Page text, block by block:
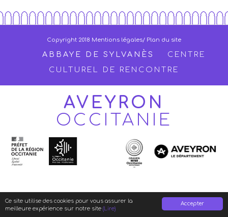
Accepter
Ce site utilise des cookies pour vous assurer la
meilleure expérience sur notre site (Lire)
Copyright 2018 Mentions légales/ Plan du site
ABBAYE DE SYLVANÈS
CENTRE
CULTUREL DE RENCONTRE
AVEYRON
OCCITANIE